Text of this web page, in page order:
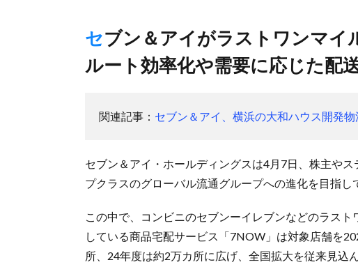
セブン＆アイがラストワンマイル施策公表、AI活用した配送
ルート効率化や需要に応じた配
関連記事： セブン＆アイ、横浜の大和ハウス開発
セブン＆アイ・ホールディングスは4月7日、株主や
プクラスのグローバル流通グループへの進化を目指し
この中で、コンビニのセブンーイレブンなどのラス
している商品宅配サービス「7NOW」は対象店舗を
所、24年度は約2万カ所に広げ、全国拡大を従来見込